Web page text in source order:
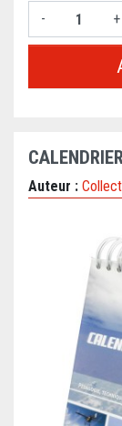
-
+
Auteur :